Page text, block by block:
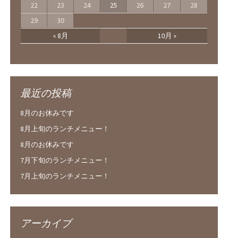
« 8月 10月 »
22
23 24 25 26 27
28
29
30
最近の投稿
8月のお休みです
8月上旬のランチメニュー！
8月のお休みです
7月下旬のランチメニュー！
7月上旬のランチメニュー！
アーカイブ